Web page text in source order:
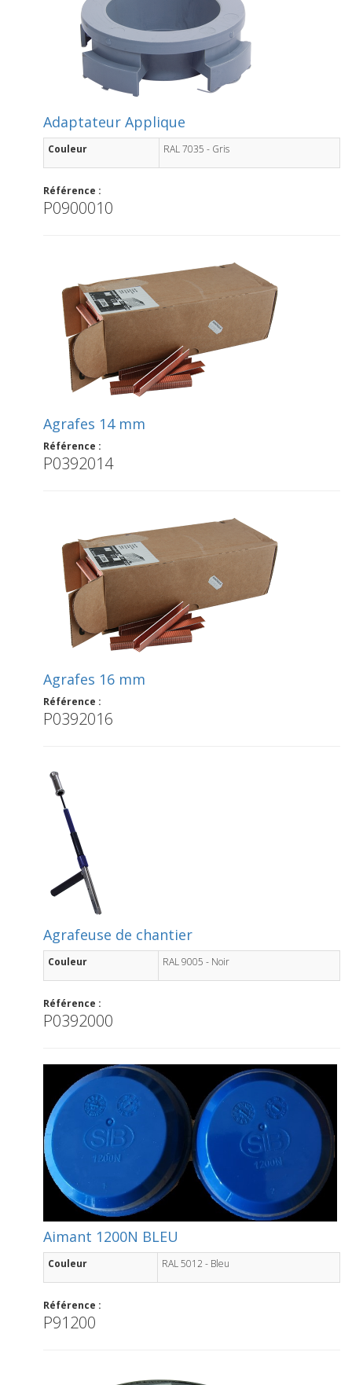
Adaptateur Applique
Couleur RAL 7035 - Gris
Référence :
P0900010
Agrafes 14 mm
Référence :
P0392014
Agrafes 16 mm
Référence :
P0392016
Agrafeuse de chantier
Couleur RAL 9005 - Noir
Référence :
P0392000
Aimant 1200N BLEU
Couleur RAL 5012 - Bleu
Référence :
P91200